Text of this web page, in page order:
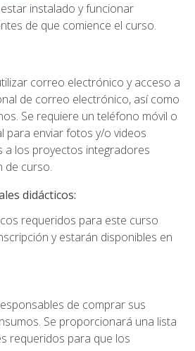
instalado y funcionar
de que comience el curso.
correo electrónico y acceso a
de correo electrónico, así como
Se requiere un teléfono móvil o
para enviar fotos y/o videos
a los proyectos integradores
de curso.
didácticos:
requeridos para este curso
y estarán disponibles en
de comprar sus
Se proporcionará una lista
requeridos para que los